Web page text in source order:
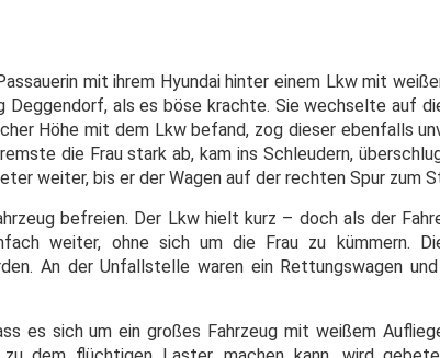
mit ihrem Hyundai hinter einem Lkw mit
als es böse krachte. Sie wechselte auf
Höhe mit dem Lkw befand, zog dieser ebenfalls
die Frau stark ab, kam ins Schleudern,
weiter, bis er der Wagen auf der rechten Spur zum
befreien. Der Lkw hielt kurz – doch als der
weiter, ohne sich um die Frau zu kümmern.
An der Unfallstelle waren ein Rettungswagen
es sich um ein großes Fahrzeug mit weißem